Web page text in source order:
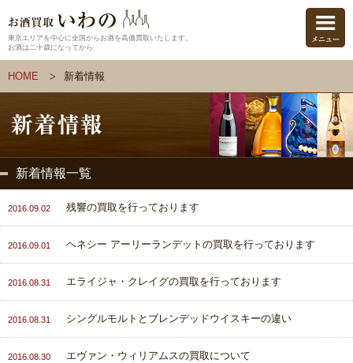
東京エリアを中心に全国からお酒を高価買取いたします。
お酒は二十歳になってから
HOME 新着情報
新着情報一覧
2016.09.02 残響の買取を行っております
2016.09.01 ヘネシー アーリーランデットの買取を行っております
2016.08.31 エライジャ・クレイグの買取を行っております
2016.08.31 シングルモルトとブレンデッドウイスキーの違い
2016.08.30 エヴァン・ウィリアムスの買取について